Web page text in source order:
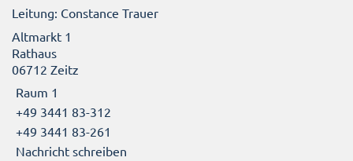
Leitung: Constance Trauer
Altmarkt 1
Rathaus
06712 Zeitz
Raum 1
+49 3441 83-312
+49 3441 83-261
Nachricht schreiben